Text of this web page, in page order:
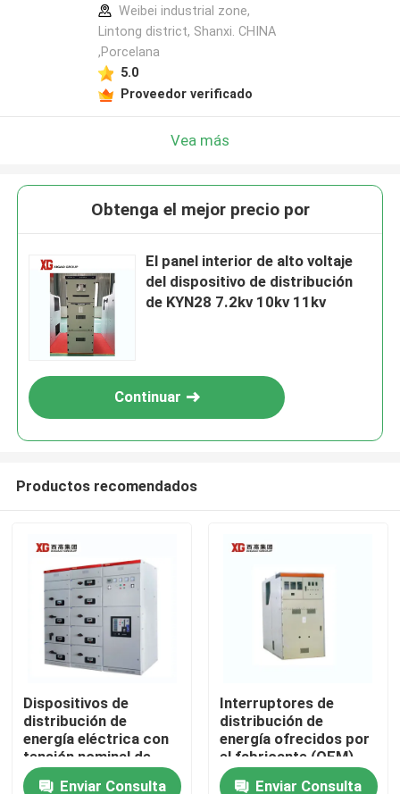
Productos
Sobre nosotros
Weibei industrial zone,
Lintong district, Shanxi. CHINA
,Porcelana
5.0
Proveedor verificado
Vea más
Obtenga el mejor precio por
El panel interior de alto voltaje
del dispositivo de distribución
de KYN28 7.2kv 10kv 11kv
Continuar
Productos recomendados
Dispositivos de
distribución de
energía eléctrica con
tensión nominal de
hasta 17,5 KV
Enviar Consulta
Interruptores de
distribución de
energía ofrecidos por
el fabricante (OEM)
para interruptores de
Enviar Consulta